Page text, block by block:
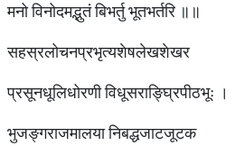
मनो विनोदमद्भुतं बिभर्तु भूतभर्तरि ॥॥
सहस्रलोचनप्रभृत्यशेषलेखशेखर
प्रसूनधूलिधोरणी विधूसराङ्घ्रिपीठभूः ।
भुजङ्गराजमालया निबद्धजाटजूटक